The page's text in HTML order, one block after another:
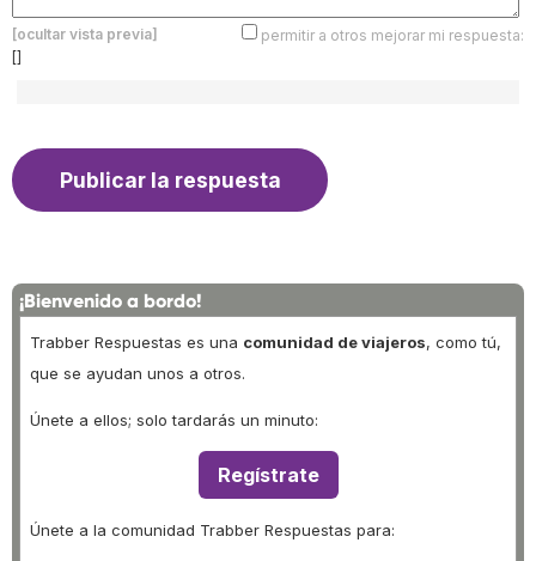
[ocultar vista previa]
permitir a otros mejorar mi respuesta:
[]
¡Bienvenido a bordo!
Trabber Respuestas es una comunidad de viajeros, como tú,
que se ayudan unos a otros.
Únete a ellos; solo tardarás un minuto:
Regístrate
Únete a la comunidad Trabber Respuestas para: